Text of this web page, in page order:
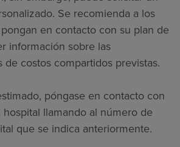
Se recomienda a los
en contacto con su plan de
información sobre las
de costos compartidos previstas.
póngase en contacto con
llamando al número de
que se indica anteriormente.